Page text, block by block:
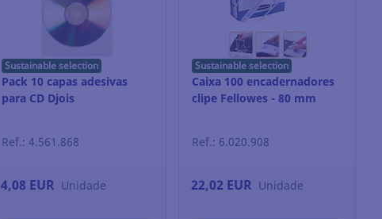
Sustainable selection
Pack 10 capas adesivas
para CD Djois
Ref.: 4.561.868
4,08 EUR Unidade
Sustainable selection
Caixa 100 encadernadores
clipe Fellowes - 80 mm
Ref.: 6.020.908
22,02 EUR Unidade